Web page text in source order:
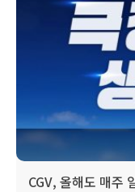
CGV, 올해도 매주